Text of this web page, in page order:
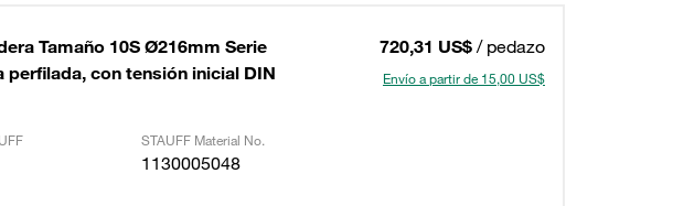
Tamaño 10S Ø216mm Serie
perfilada, con tensión inicial DIN
720,31 US$ / pedazo
Envío a partir de 15,00 US$
STAUFF Material No.
1130005048